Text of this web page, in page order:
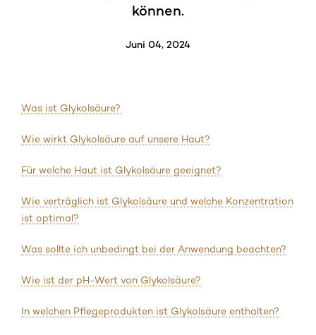
können.
Juni 04, 2024
Was ist Glykolsäure?
Wie wirkt Glykolsäure auf unsere Haut?
Für welche Haut ist Glykolsäure geeignet?
Wie verträglich ist Glykolsäure und welche Konzentration
ist optimal?
Was sollte ich unbedingt bei der Anwendung beachten?
Wie ist der pH-Wert von Glykolsäure?
In welchen Pflegeprodukten ist Glykolsäure enthalten?